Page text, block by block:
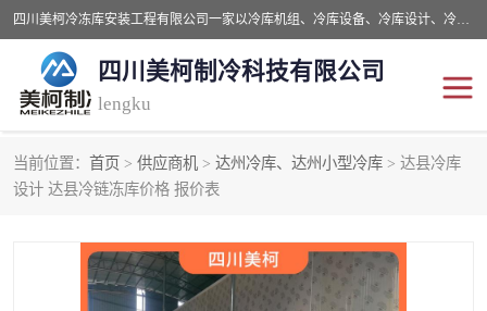
四川美柯冷冻库安装工程有限公司一家以冷库机组、冷库设备、冷库设计、冷冻库设备销售、冷库安装、冻库安装价格及技术服务为一体的综合企业，咨询热线：同等设备材料优惠10% 。公司各种类型安装组合式冷库、冷冻库、冷藏库、气调保鲜库、并提供成套设备供应、安装与调试、维护与维修、技术咨询、操作维修人员技术培训等
四川美柯制冷科技有限公司
lengku
当前位置： 首页 > 供应商机 > 达州冷库、达州小型冷库 > 达县冷库
设计 达县冷链冻库价格 报价表
冷库安装，冷库价格
成都冻库，成都冻库价格 绵阳冻库,绵阳保鲜冷库
德阳冻库安装，德阳冷库 广元冻库安装,广元冻库造